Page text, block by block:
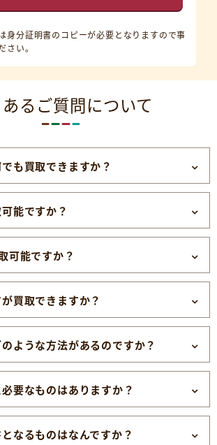
身分証明書のコピーが必要となりますので事
さい。
るご質問について
も買取できますか？
能ですか？
可能ですか？
買取できますか？
ような方法があるのですか？
要なものはありますか？
なるものはなんですか？